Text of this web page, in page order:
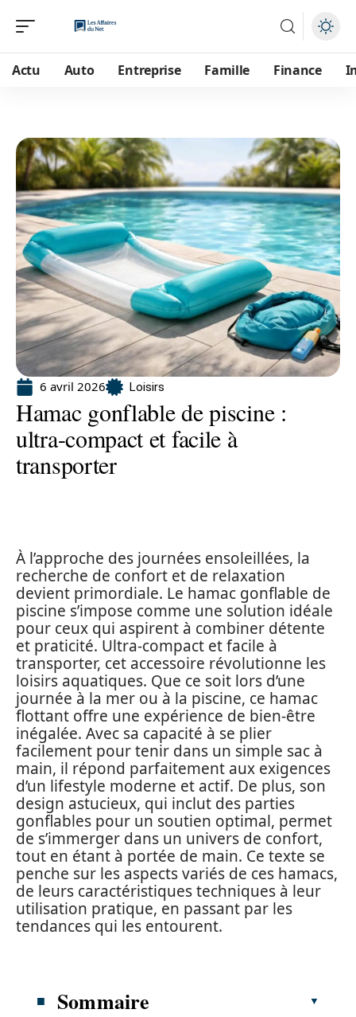
Actu Auto Entreprise Famille Finance
6 avril 2026 Loisirs
Hamac gonflable de piscine :
ultra-compact et facile à
transporter
À l’approche des journées ensoleillées, la
recherche de confort et de relaxation
devient primordiale. Le hamac gonflable de
piscine s’impose comme une solution idéale
pour ceux qui aspirent à combiner détente
et praticité. Ultra-compact et facile à
transporter, cet accessoire révolutionne les
loisirs aquatiques. Que ce soit lors d’une
journée à la mer ou à la piscine, ce hamac
flottant offre une expérience de bien-être
inégalée. Avec sa capacité à se plier
facilement pour tenir dans un simple sac à
main, il répond parfaitement aux exigences
d’un lifestyle moderne et actif. De plus, son
design astucieux, qui inclut des parties
gonflables pour un soutien optimal, permet
de s’immerger dans un univers de confort,
tout en étant à portée de main. Ce texte se
penche sur les aspects variés de ces hamacs,
de leurs caractéristiques techniques à leur
utilisation pratique, en passant par les
tendances qui les entourent.
Sommaire